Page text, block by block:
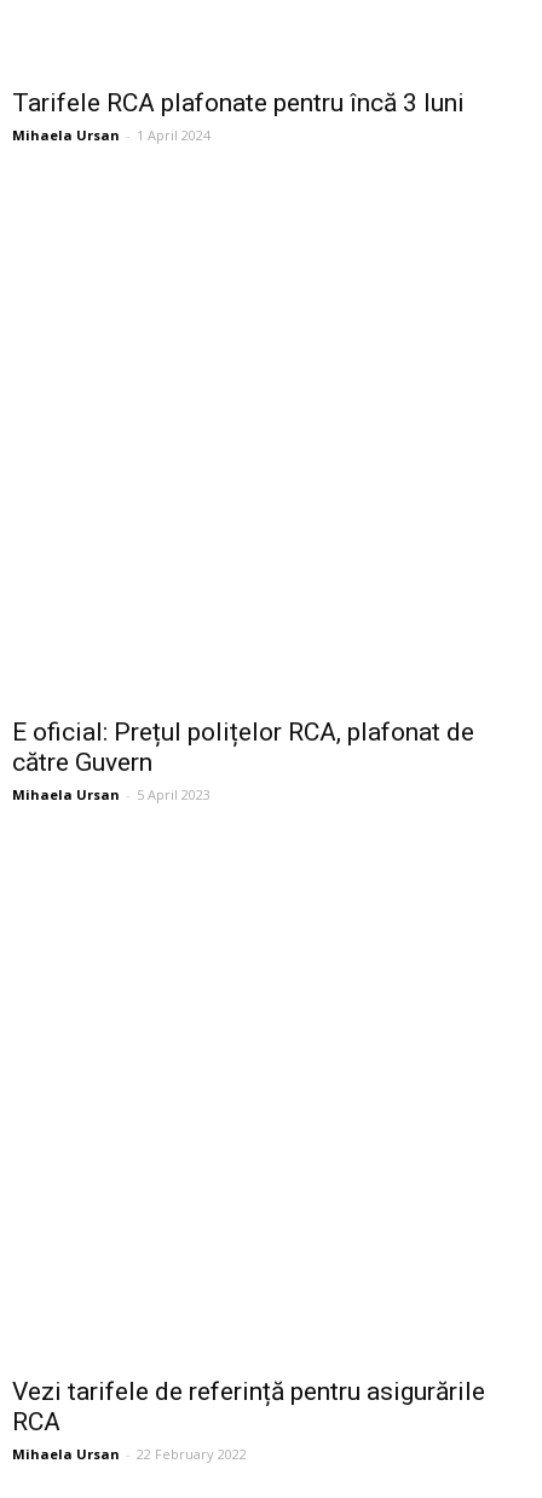
Tarifele RCA plafonate pentru încă 3 luni
Mihaela Ursan - 1 April 2024
E oficial: Prețul polițelor RCA, plafonat de
către Guvern
Mihaela Ursan - 5 April 2023
Vezi tarifele de referință pentru asigurările
RCA
Mihaela Ursan - 22 February 2022